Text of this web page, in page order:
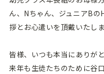
ん、Nちゃん、ジュニアB
拶とお心遣いを頂戴いたし
皆様、いつも本当にありが
来年も生徒たちのために谷